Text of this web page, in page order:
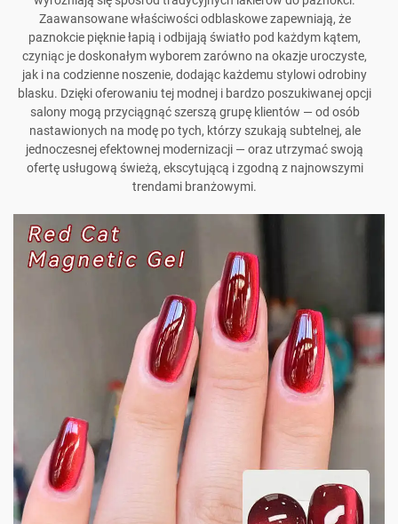
Zaawansowane właściwości odblaskowe zapewniają, że
paznokcie pięknie łapią i odbijają światło pod każdym kątem,
czyniąc je doskonałym wyborem zarówno na okazje uroczyste,
jak i na codzienne noszenie, dodając każdemu stylowi odrobiny
blasku. Dzięki oferowaniu tej modnej i bardzo poszukiwanej opcji
salony mogą przyciągnąć szerszą grupę klientów — od osób
nastawionych na modę po tych, którzy szukają subtelnej, ale
jednoczesnej efektownej modernizacji — oraz utrzymać swoją
ofertę usługową świeżą, ekscytującą i zgodną z najnowszymi
trendami branżowymi.